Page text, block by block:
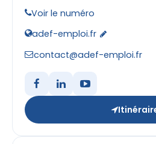
Voir le numéro
adef-emploi.fr
contact@adef-emploi.fr